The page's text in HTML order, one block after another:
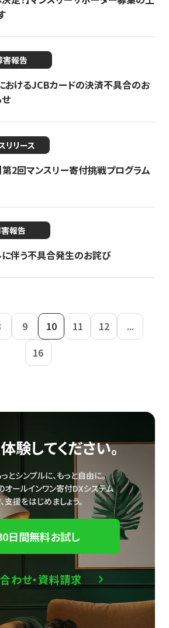
害報告
おけるJCBカードの決済不具合のお
リリース
第2回マンスリー寄付挑戦プログラム
報告
に伴う不具合発生のお詫び
9 10 11 12
...
16
験してください。
とシンプルに、もっと自由に。
ールインワン寄付DXシステム
支援をはじめましょう。
日間無料お試し
わせ・資料請求